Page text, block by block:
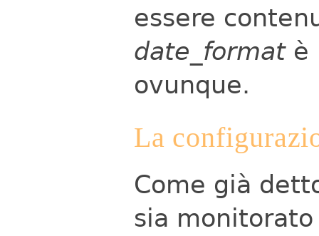
essere
date_formatè
ovunque.
La
Come già
sia